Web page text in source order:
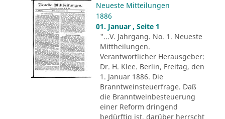
Neueste Mitteilungen
1886
01. Januar , Seite 1
"...V. Jahrgang. No. 1. Neueste
Mittheilungen.
Verantwortlicher Herausgeber:
Dr. H. Klee. Berlin, Freitag, den
1. Januar 1886. Die
Branntweinsteuerfrage. Daß
die Branntweinbesteuerung
einer Reform dringend
bedürftig ist, darüber herrscht